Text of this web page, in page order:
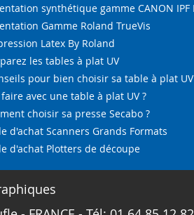
synthétique gamme CANON IPF
Gamme Roland TrueVis
Latex By Roland
les tables à plat UV
pour bien choisir sa table à plat UV
avec une table à plat UV ?
choisir sa presse Secabo ?
d'achat Scanners Grands Formats
d'achat Plotters de découpe